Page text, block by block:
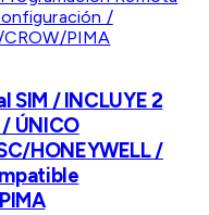
SIM / INCLUYE 2
ÚNICO
HONEYWELL /